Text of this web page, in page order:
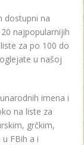
dostupni na
najpopularnijih
za po 100 do
u našoj
imena i
na liste za
grčkim,
FBih a i